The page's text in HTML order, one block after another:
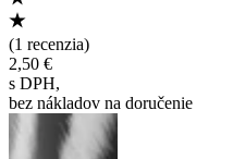
(1 recenzia)
2,50 €
s DPH,
bez nákladov na doručenie